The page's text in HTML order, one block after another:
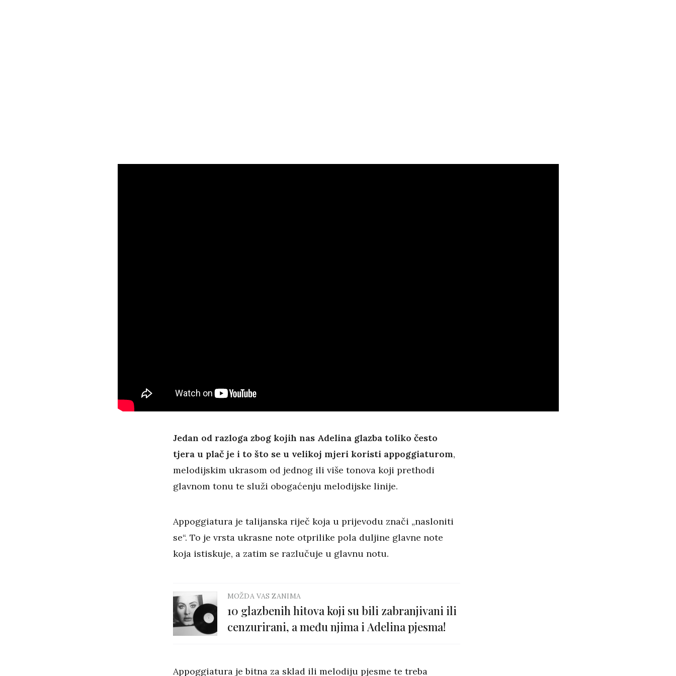
Jedan od razloga zbog kojih nas Adelina glazba toliko često
tjera u plač je i to što se u velikoj mjeri koristi appoggiaturom,
melodijskim ukrasom od jednog ili više tonova koji prethodi
glavnom tonu te služi obogaćenju melodijske linije.
Appoggiatura je talijanska riječ koja u prijevodu znači „nasloniti
se“. To je vrsta ukrasne note otprilike pola duljine glavne note
koja istiskuje, a zatim se razlučuje u glavnu notu.
MOŽDA VAS ZANIMA
10 glazbenih hitova koji su bili zabranjivani ili
cenzurirani, a među njima i Adelina pjesma!
Appoggiatura je bitna za sklad ili melodiju pjesme te treba